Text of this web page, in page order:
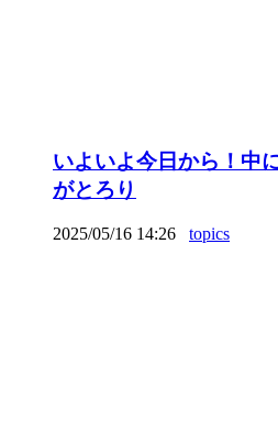
いよいよ今日から！中
がとろり
2025/05/16 14:26 topics